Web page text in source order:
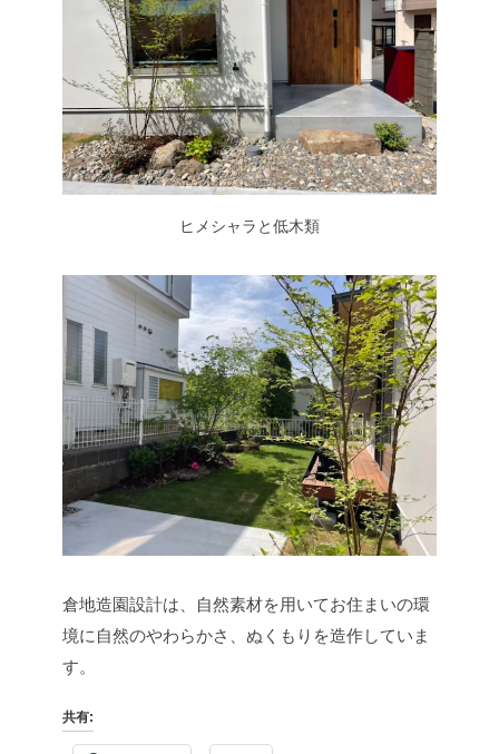
ヒメシャラと低木類
倉地造園設計は、自然素材を用いてお住まいの環
境に自然のやわらかさ、ぬくもりを造作していま
す。
共有: